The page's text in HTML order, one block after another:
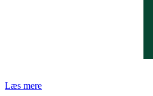
Læs mere